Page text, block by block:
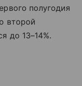
полугодия
второй
до 13–14%.